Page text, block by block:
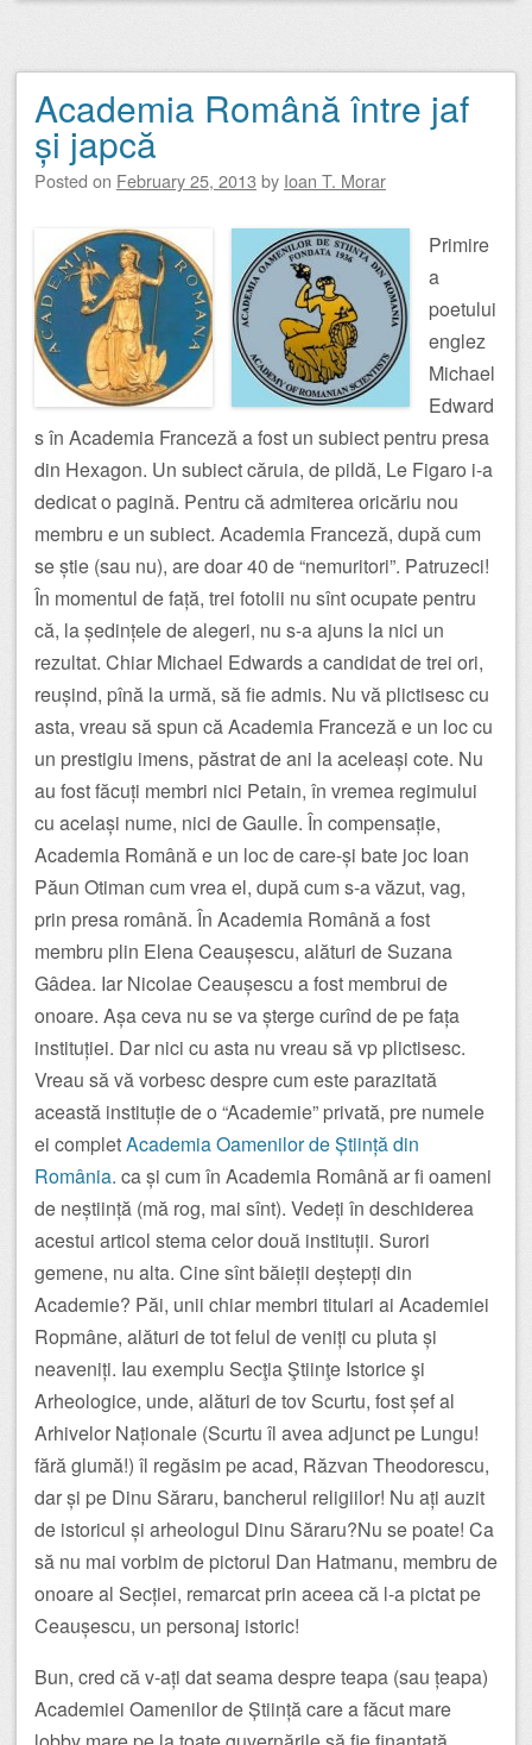
Academia Română între jaf
și japcă
Posted on February 25, 2013 by Ioan T. Morar
Primire
a
poetului
englez
Michael
Edward
s în Academia Franceză a fost un subiect pentru presa
din Hexagon. Un subiect căruia, de pildă, Le Figaro i-a
dedicat o pagină. Pentru că admiterea oricăriu nou
membru e un subiect. Academia Franceză, după cum
se știe (sau nu), are doar 40 de “nemuritori”. Patruzeci!
În momentul de față, trei fotolii nu sînt ocupate pentru
că, la ședințele de alegeri, nu s-a ajuns la nici un
rezultat. Chiar Michael Edwards a candidat de trei ori,
reușind, pînă la urmă, să fie admis. Nu vă plictisesc cu
asta, vreau să spun că Academia Franceză e un loc cu
un prestigiu imens, păstrat de ani la aceleași cote. Nu
au fost făcuți membri nici Petain, în vremea regimului
cu același nume, nici de Gaulle. În compensație,
Academia Română e un loc de care-și bate joc Ioan
Păun Otiman cum vrea el, după cum s-a văzut, vag,
prin presa română. În Academia Română a fost
membru plin Elena Ceaușescu, alături de Suzana
Gâdea. Iar Nicolae Ceaușescu a fost membrui de
onoare. Așa ceva nu se va șterge curînd de pe fața
instituției. Dar nici cu asta nu vreau să vp plictisesc.
Vreau să vă vorbesc despre cum este parazitată
această instituție de o “Academie” privată, pre numele
ei completAcademia Oamenilor de Știință din
România. ca și cum în Academia Română ar fi oameni
de neștiință (mă rog, mai sînt). Vedeți în deschiderea
acestui articol stema celor două instituții. Surori
gemene, nu alta. Cine sînt băieții deștepți din
Academie? Păi, unii chiar membri titulari ai Academiei
Ropmâne, alături de tot felul de veniți cu pluta și
neaveniți. Iau exemplu Secţia Ştiinţe Istorice şi
Arheologice, unde, alături de tov Scurtu, fost șef al
Arhivelor Naționale (Scurtu îl avea adjunct pe Lungu!
fără glumă!) îl regăsim pe acad, Răzvan Theodorescu,
dar și pe Dinu Săraru, bancherul religiilor! Nu ați auzit
de istoricul și arheologul Dinu Săraru?Nu se poate! Ca
să nu mai vorbim de pictorul Dan Hatmanu, membru de
onoare al Secției, remarcat prin aceea că l-a pictat pe
Ceaușescu, un personaj istoric!
Bun, cred că v-ați dat seama despre teapa (sau țeapa)
Academiei Oamenilor de Știință care a făcut mare